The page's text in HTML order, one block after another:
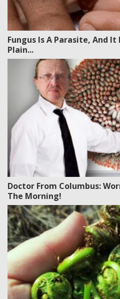
Fungus Is A Parasite, And It
Plain...
Doctor From Columbus:
The Morning!